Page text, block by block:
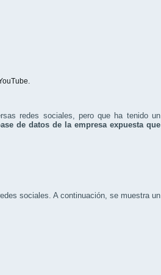
redes sociales, pero que ha tenido un
de datos de la empresa expuesta que
sociales. A continuación, se muestra un